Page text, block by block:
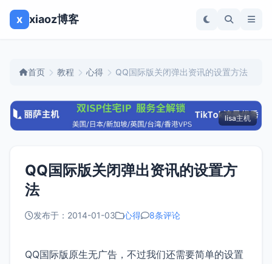
x xiaoz博客
首页 教程 心得 QQ国际版关闭弹出资讯的设置方法
lisa主机
QQ国际版关闭弹出资讯的设置方
法
发布于：2014-01-03 心得 8条评论
QQ国际版原生无广告，不过我们还需要简单的设置